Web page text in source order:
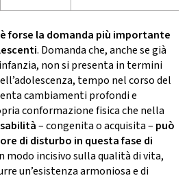
è forse la domanda più importante
. Domanda che, anche se già
non si presenta in termini
tempo nel corso del
cambiamenti profondi e
conformazione fisica che nella
– congenita o acquisita – può
di disturbo in questa fase di
modo incisivo sulla qualità di vita,
un’esistenza armoniosa e di